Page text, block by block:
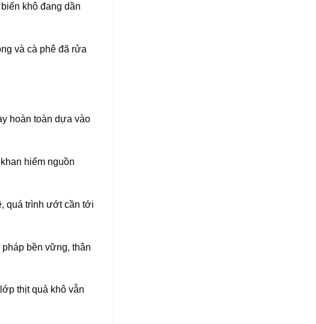
khô đang dần
và cà phê đã rửa
hoàn toàn dựa vào
hiếm nguồn
quá trình ướt cần tới
bền vững, thân
thịt quả khô vẫn